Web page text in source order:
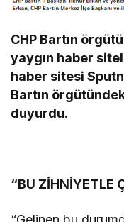
CHP Bartın
yaygın haber
haber sitesi
Bartın
duyurdu.
“BU ZİHNİYETLE